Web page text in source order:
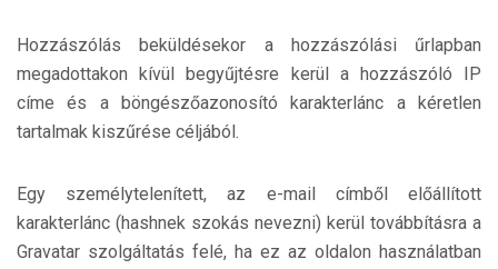
Hozzászólás beküldésekor a hozzászólási űrlapban
megadottakon kívül begyűjtésre kerül a hozzászóló IP
címe és a böngészőazonosító karakterlánc a kéretlen
tartalmak kiszűrése céljából.
Egy személytelenített, az e-mail címből előállított
karakterlánc (hashnek szokás nevezni) kerül továbbításra a
Gravatar szolgáltatás felé, ha ez az oldalon használatban